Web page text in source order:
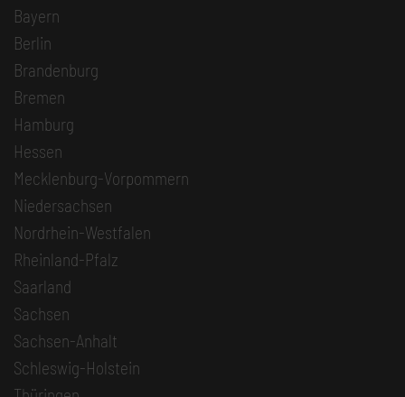
Bayern
Berlin
Brandenburg
Bremen
Hamburg
Hessen
Mecklenburg-Vorpommern
Niedersachsen
Nordrhein-Westfalen
Rheinland-Pfalz
Saarland
Sachsen
Sachsen-Anhalt
Schleswig-Holstein